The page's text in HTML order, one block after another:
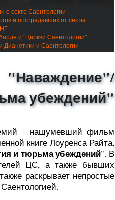
о секте Саентологии
и пострадавших от секты
и "Церкви Саентологии"
Дианетики и Саентологии
"Наваждение"/
убеждений"
- нашумевший фильм
книге Лоуренса Райта,
и тюрьма убеждений". В
ЦС, а также бывших
раскрывает непростые